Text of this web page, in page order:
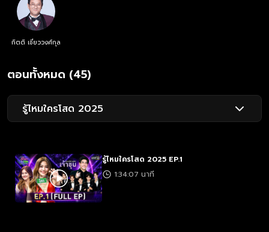
กิตติ เชี่ยววงศ์กุล
ตอนทั้งหมด (45)
รู้ไหมใครโสด 2025
รู้ไหมใครโสด 2025 EP.1
1:34:07 นาที